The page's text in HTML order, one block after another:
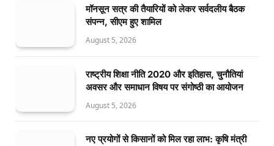
मॉनसून सत्र की तैयारियों को लेकर सर्वदलीय बैठक
संपन्न, सीएम हुए शामिल
August 5, 2026
राष्ट्रीय शिक्षा नीति 2020 और इतिहास, चुनौतियां
अवसर और समाधान विषय पर संगोष्ठी का आयोजन
August 5, 2026
नए प्रयोगों से किसानों को मिल रहा लाभ: कृषि मंत्री